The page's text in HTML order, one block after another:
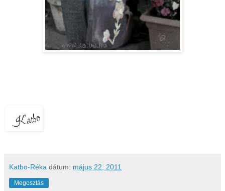
Katbo-Réka dátum: május 22, 2011
Megosztás